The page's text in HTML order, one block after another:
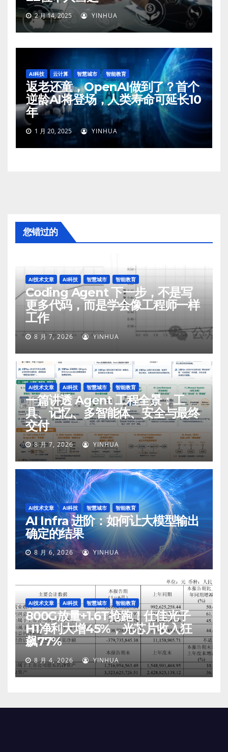
2 月 14, 2025 YINHUA
AI科技 云计算 智慧城市 智能教育
返老还童，OpenAI做到了？首个
逆龄AI将登场，人类寿命可延长10
年
1 月 20, 2025 YINHUA
您错过的
AI技术文章 AI科技 智慧城市 智能教育
Coding Agent 下一步，不是写
更多代码，而是学会像工程师一样
工作
8 月 7, 2026 YINHUA
AI技术文章 AI科技 智慧城市 智能教育
一篇讲透 Agent 工程全景：工
具、记忆、多智能体、安全与最终
交付
8 月 7, 2026 YINHUA
AI技术文章 AI科技 智慧城市 智能教育
AI Infra 进阶：如何让大模型输出
确定的结果
8 月 6, 2026 YINHUA
AI技术文章 AI科技 智慧城市 智能教育
800G放量+1.6T抢跑！仕佳光子
H1净利大增45%，光芯片收入狂
飙77%
8 月 4, 2026 YINHUA